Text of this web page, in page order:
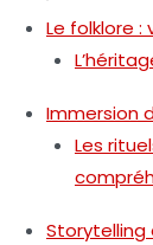
Le folklore
Immersion
Les
Storytelling